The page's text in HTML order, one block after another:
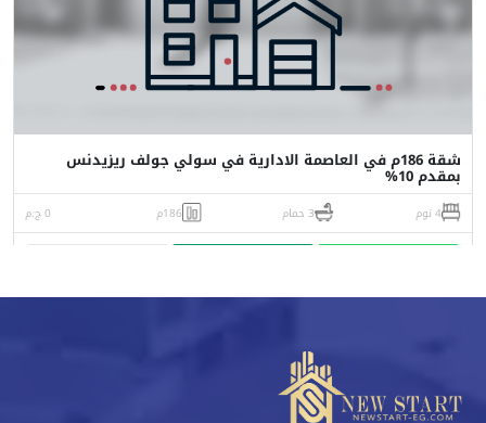
شقة 186م في العاصمة الادارية في سولي جولف ريزيدنس
بمقدم 10%
4 نوم 3 حمام 186م 0 ج.م